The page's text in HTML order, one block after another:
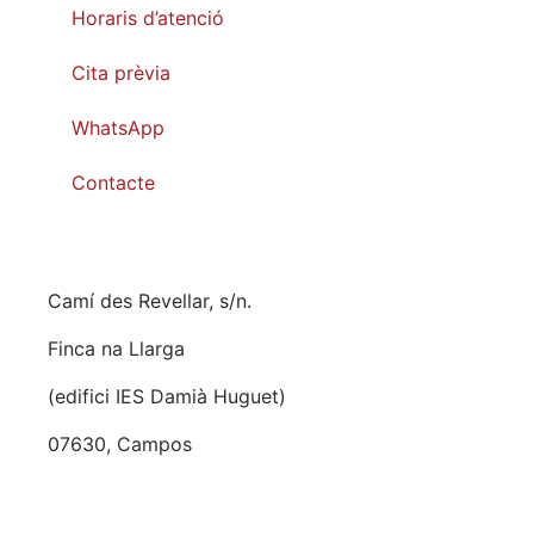
Horaris d’atenció
Cita prèvia
WhatsApp
Contacte
Camí des Revellar, s/n.
Finca na Llarga
(edifici IES Damià Huguet)
07630, Campos